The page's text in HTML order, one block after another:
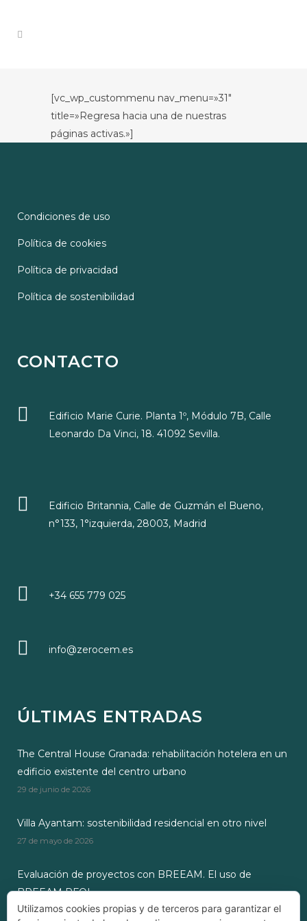
[vc_wp_custommenu nav_menu=»31″
title=»Regresa hacia una de nuestras
páginas activas.»]
Condiciones de uso
Política de cookies
Política de privacidad
Política de sostenibilidad
CONTACTO
Edificio Marie Curie. Planta 1º, Módulo 7B, Calle
Leonardo Da Vinci, 18. 41092 Sevilla.
Edificio Britannia, Calle de Guzmán el Bueno,
n°133, 1°izquierda, 28003, Madrid
+34 655 779 025
info@zerocem.es
ÚLTIMAS ENTRADAS
The Central House Granada: rehabilitación hotelera en un
edificio existente del centro urbano
29 de junio de 2026
Villa Ayantam: sostenibilidad residencial en otro nivel
27 de mayo de 2026
Evaluación de proyectos con BREEAM. El uso de
BREEAM RFOI
28 de octubre de 2024
Utilizamos cookies propias y de terceros para garantizar el